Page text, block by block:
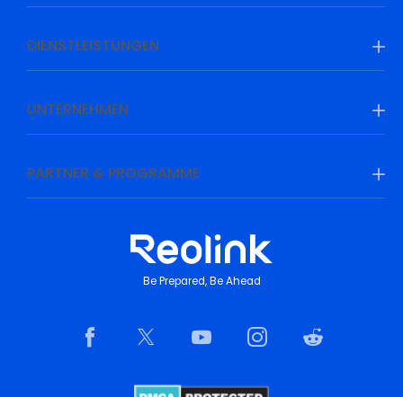
DIENSTLEISTUNGEN
UNTERNEHMEN
PARTNER & PROGRAMME
Be Prepared, Be Ahead